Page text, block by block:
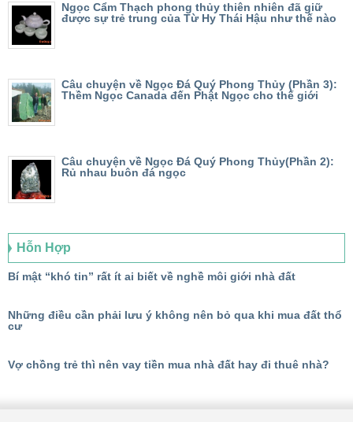
Ngọc Cẩm Thạch phong thủy thiên nhiên đã giữ
được sự trẻ trung của Từ Hy Thái Hậu như thế nào
Câu chuyện về Ngọc Đá Quý Phong Thủy (Phần 3):
Thềm Ngọc Canada đến Phật Ngọc cho thế giới
Câu chuyện về Ngọc Đá Quý Phong Thủy(Phần 2):
Rủ nhau buôn đá ngọc
Hỗn Hợp
Bí mật “khó tin” rất ít ai biết về nghề môi giới nhà đất
Những điều cần phải lưu ý không nên bỏ qua khi mua đất thổ
cư
Vợ chồng trẻ thì nên vay tiền mua nhà đất hay đi thuê nhà?